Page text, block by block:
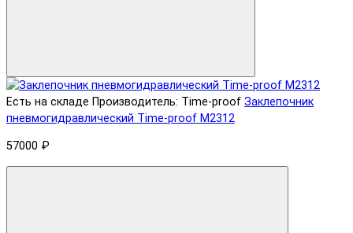
Есть на складе Производитель: Time-proof Заклепочник
пневмогидравлический Time-proof M2312
57000 ₽